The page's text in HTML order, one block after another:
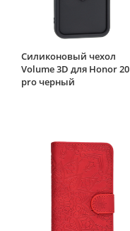
Силиконовый чехол
Volume 3D для Honor 20
pro черный